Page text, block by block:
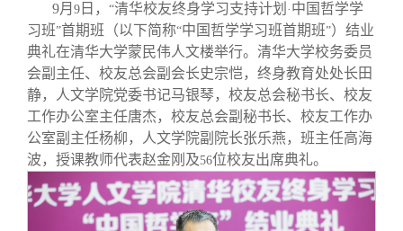
院系校友工作
专业委员会
兴趣群体
西南联大校友会
捐赠新闻
捐赠纪事
捐赠方法
义工计划
《清华校友通讯》
《水木清华》
我要订阅
新媒体平台
百年清华
清华人物
清华故事
青春风采
校友服务
终身学习
信息化服务
校友总会
总会简介
关闭
9月 9 日， “清华校友终身学习支持计划 · 中国哲学学
习班”首期班（以下简称“中国哲学学习班首期班”）结业
典礼在清华大学蒙民伟人文楼举行。清华大学校务委员
会副主任、校友总会副会长史宗恺，终身教育处处长田
静，人文学院党委书记马银琴，校友总会秘书长、校友
工作办公室主任唐杰，校友总会副秘书长、校友工作办
公室副主任杨柳，人文学院副院长张乐燕，班主任高海
波，授课教师代表赵金刚及56位校友出席典礼。